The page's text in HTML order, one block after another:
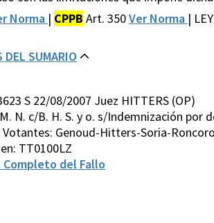
Norma | CPPB Art. 350Ver Norma |
DEL SUMARIO
S 22/08/2007 Juez HITTERS (OP)
N. c/B. H. S. y o. s/Indemnización por
Genoud-Hitters-Soria-
TT0100LZ
del Fallo